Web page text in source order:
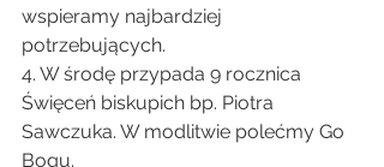
wspieramy najbardziej
potrzebujących.
4. W środę przypada 9 rocznica
Święceń biskupich bp. Piotra
Sawczuka. W modlitwie polećmy Go
Bogu.